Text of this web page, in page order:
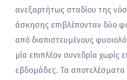
ανεξαρτήτως σταδίου της
άσκησης επιβλέπονταν δύο
από διαπιστευμένους
μία επιπλέον συνεδρία χωρίς
εβδομάδες. Τα αποτελέσματα